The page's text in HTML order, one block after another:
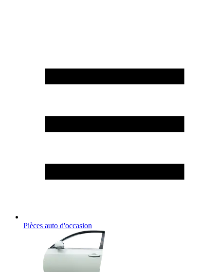
Pièces auto d'occasion